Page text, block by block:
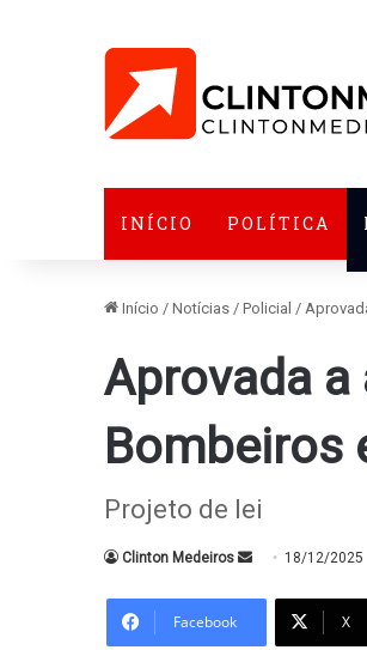
INÍCIO POLÍTICA
Início / Notícias / Policial /
Aprovada
Bombeiros
Projeto de lei
Clinton Medeiros
Mande
mail
18/12/2025
Facebook X